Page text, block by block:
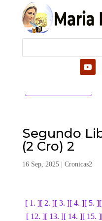
Segundo
(2 Cro) 2
16 Sep, 2025| Cronicas2
[ 1. ][ 2. ][ 3. ][ 4. ][ 5. ]
[ 12. ][ 13. ][ 14. ][ 15. ]